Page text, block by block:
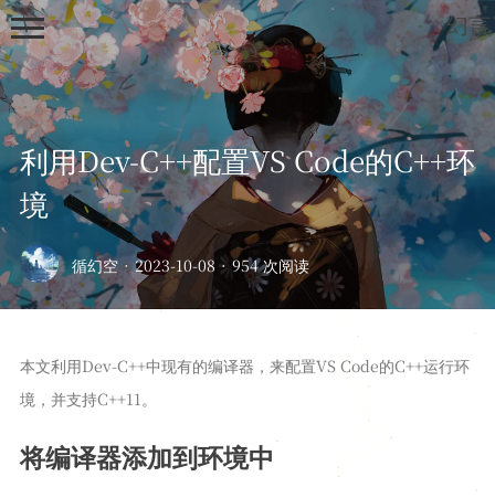
利用Dev-C++配置VS Code的C++环
境
循幻空 · 2023-10-08 · 954 次阅读
本文利用Dev-C++中现有的编译器，来配置VS Code的C++运行环
境，并支持C++11。
将编译器添加到环境中
幻言
首页
归档
笔记
深度学习
绘画